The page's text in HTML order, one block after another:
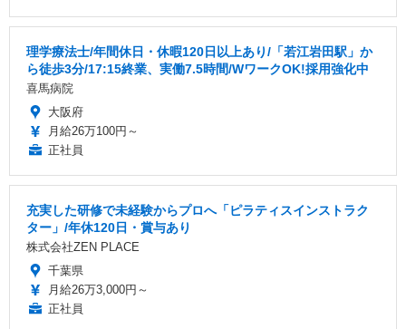
理学療法士/年間休日・休暇120日以上あり/「若江岩田駅」か
ら徒歩3分/17:15終業、実働7.5時間/WワークOK!採用強化中
喜馬病院
大阪府
月給26万100円～
正社員
充実した研修で未経験からプロへ「ピラティスインストラク
ター」/年休120日・賞与あり
株式会社ZEN PLACE
千葉県
月給26万3,000円～
正社員